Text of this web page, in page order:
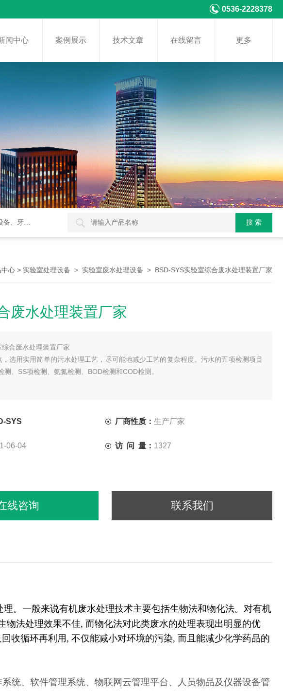
0536-2228378
闻中心 案例展示 技术文章 在线留言 更多
酸发生器
中心 > 实验室处理设备 > 实验室废水处理设备 > BSD-SYS实验室综合废水处理装置厂家
废水处理装置厂家
综合废水处理装置厂家
选用实用简单的污水处理工艺，尽可能地减少工艺的复杂程度。污水的五项检测项目
测、SS项检测、氨氮检测、BOD检测和COD检测。
SYS 厂商性质： 生产厂家
06-04 访 问 量： 1327
线咨询 联系我们
。一般来说有机废水处理技术主要包括生物法和物化法。对有机
物法处理效果不佳, 而物化法对此类废水的处理表现出明显的优
收循环再利用, 不仅能减小对环境的污染, 而且能减少化学药品的
统、软件管理系统、物联网云管理平台、人员物品及仪器设备管